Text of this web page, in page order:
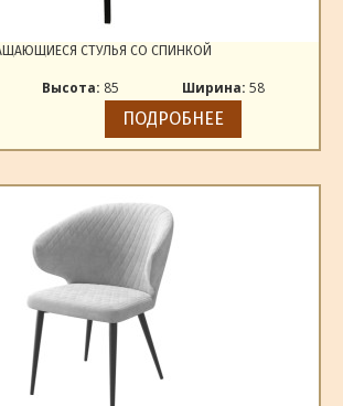
СТУЛЬЯ СО СПИНКОЙ
Высота: 85 Ширина: 58
ПОДРОБНЕЕ